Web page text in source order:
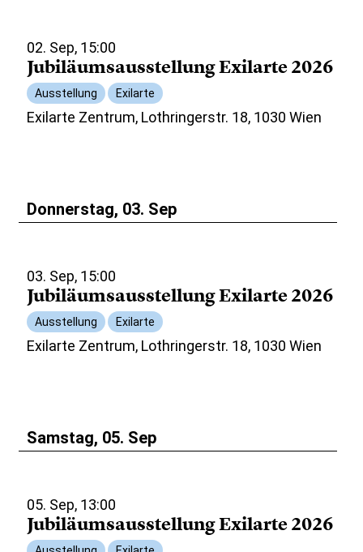
02. Sep, 15:00
Jubiläumsausstellung Exilarte 2026
Ausstellung Exilarte
Exilarte Zentrum, Lothringerstr. 18, 1030 Wien
Donnerstag, 03. Sep
03. Sep, 15:00
Jubiläumsausstellung Exilarte 2026
Ausstellung Exilarte
Exilarte Zentrum, Lothringerstr. 18, 1030 Wien
Samstag, 05. Sep
05. Sep, 13:00
Jubiläumsausstellung Exilarte 2026